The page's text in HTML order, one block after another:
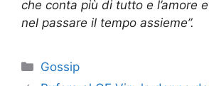
che conta più di tutto e l’amore e
nel passare il tempo assieme”.
Categorie
Gossip